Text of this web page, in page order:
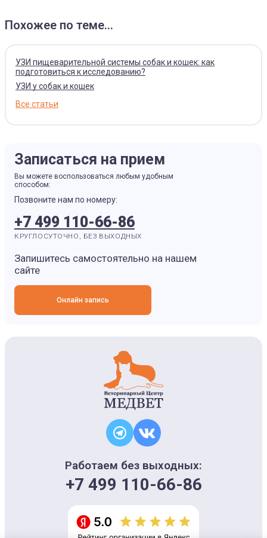
Похожее по теме...
УЗИ пищеварительной системы собак и кошек: как
подготовиться к исследованию?
УЗИ у собак и кошек
Все статьи
Записаться на прием
Вы можете воспользоваться любым удобным
способом:
Позвоните нам по номеру:
+7 499 110-66-86
КРУГЛОСУТОЧНО, БЕЗ ВЫХОДНЫХ
Запишитесь самостоятельно на нашем
сайте
Онлайн запись
Работаем без выходных:
+7 499 110-66-86